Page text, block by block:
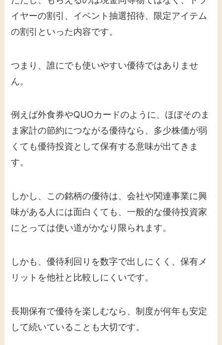
イヤーの割引、イベント抽選招待、限定アイテム
の割引といった内容です。
つまり、誰にでも使いやすい優待ではありませ
ん。
例えば外食券やQUOカードのように、ほぼそのま
ま家計の節約につながる優待なら、多少株価が弱
くても優待投資として保有する意味が出てきま
す。
しかし、この銘柄の優待は、会社や関連事業に興
味がある人には面白くても、一般的な優待投資家
にとっては使い道がかなり限られます。
しかも、優待利回りを数字で出しにくく、保有メ
リットを他社と比較しにくいです。
長期保有で優待を楽しむなら、制度が何年も安定
して続いていることも大切です。